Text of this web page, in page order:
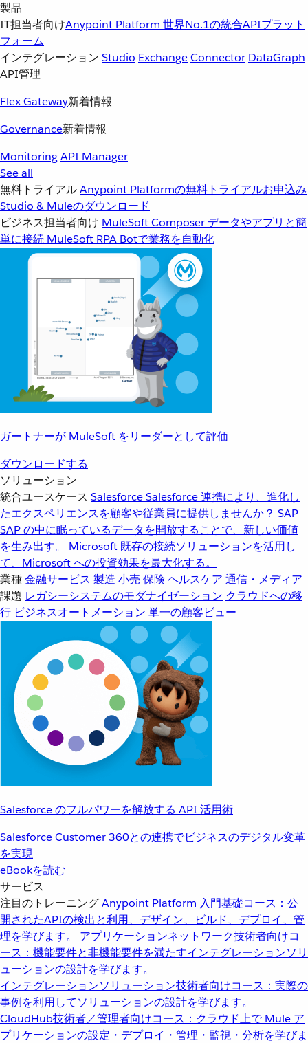
製品
IT担当者向けAnypoint Platform 世界No.1の統合APIプラット
フォーム
インテグレーション Studio ExchangeConnector DataGraph
API管理
Flex Gateway新着情報
Governance新着情報
MonitoringAPI Manager
See all
無料トライアルAnypoint Platformの無料トライアルお申込み
Studio & Muleのダウンロード
ビジネス担当者向け MuleSoft Composer データやアプリと簡
単に接続 MuleSoft RPA Botで業務を自動化
ガートナーが MuleSoft をリーダーとして評価
ダウンロードする
ソリューション
統合ユースケース SalesforceSalesforce 連携により、進化し
たエクスペリエンスを顧客や従業員に提供しませんか？ SAP
SAP の中に眠っているデータを開放することで、新しい価値
を生み出す。
Microsoft 既存の接続ソリューションを活用し
て、Microsoft への投資効果を最大化する。
業種金融サービス 製造 小売 保険 ヘルスケア 通信・メディア
課題 レガシーシステムのモダナイゼーション クラウドへの移
行 ビジネスオートメーション 単一の顧客ビュー
Salesforce のフルパワーを解放する API 活用術
Salesforce Customer 360との連携でビジネスのデジタル変革
を実現
eBookを読む
サービス
注目のトレーニングAnypoint Platform 入門基礎コース：公
開されたAPIの検出と利用、デザイン、ビルド、デプロイ、管
理を学びます。
アプリケーションネットワーク技術者向けコ
ース：機能要件と非機能要件を満たすインテグレーションソリ
ューションの設計を学びます。
インテグレーションソリューション技術者向けコース：実際の
事例を利用してソリューションの設計を学びます。
CloudHub技術者／管理者向けコース：クラウド上で Mule ア
プリケーションの設定・デプロイ・管理・監視・分析を学びま